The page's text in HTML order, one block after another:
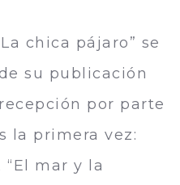
chica pájaro” se
su publicación
por parte
la primera vez:
“El mar y la